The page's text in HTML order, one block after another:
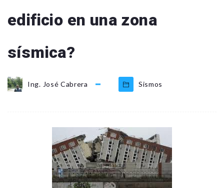
edificio en una zona
sísmica?
Ing. José Cabrera Sismos